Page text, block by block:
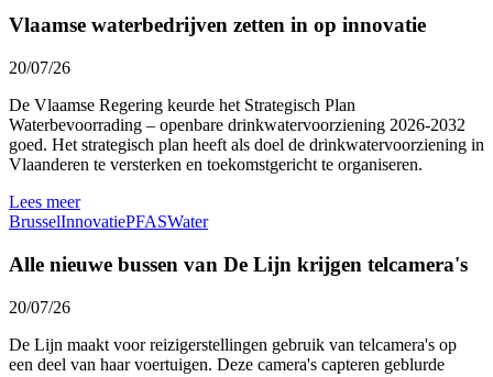
Vlaamse waterbedrijven zetten in op innovatie
20/07/26
De Vlaamse Regering keurde het Strategisch Plan
Waterbevoorrading – openbare drinkwatervoorziening 2026-2032
goed. Het strategisch plan heeft als doel de drinkwatervoorziening in
Vlaanderen te versterken en toekomstgericht te organiseren.
Lees meer
BrusselInnovatiePFASWater
Alle nieuwe bussen van De Lijn krijgen telcamera's
20/07/26
De Lijn maakt voor reizigerstellingen gebruik van telcamera's op
een deel van haar voertuigen. Deze camera's capteren geblurde